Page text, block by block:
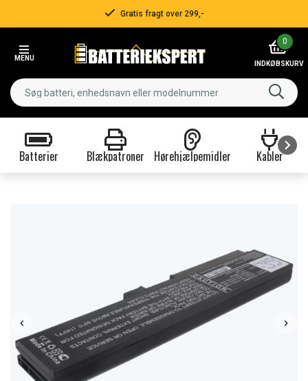
Gratis fragt over 299,-
MENU
0
INDKØBSKURV
Batterier Blækpatroner Hørehjælpemidler Kabler